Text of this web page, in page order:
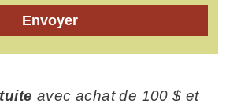
Envoyer
avec achat de 100 $ et